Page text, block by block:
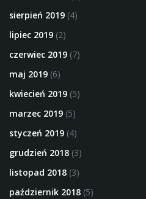
sierpień 2019 (4)
lipiec 2019 (2)
czerwiec 2019 (7)
maj 2019 (6)
kwiecień 2019 (5)
marzec 2019 (5)
styczeń 2019 (4)
grudzień 2018 (3)
listopad 2018 (3)
październik 2018 (5)